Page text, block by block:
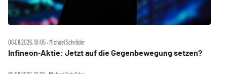
06.08.2026, 10:05 ‧ Michael Schröder
Infineon‑Aktie: Jetzt auf die Gegenbewegung setzen?